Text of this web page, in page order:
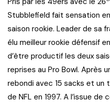
Stubblefield fait sensation
saison rookie. Leader de sa
élu meilleur rookie défensif
d’être productif les deux
reprises au Pro Bowl. Après
rebondi avec 15 sacks et un
de NFL en 1997. A l’issue